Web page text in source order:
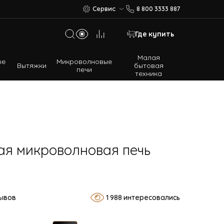
Сервис 8 800 3333 887
Где купить
Вытяжки Микроволновые
печи
Малая
бытовая
техника
Многодверные холодильники
микроволновая печь
1 988 интересовались